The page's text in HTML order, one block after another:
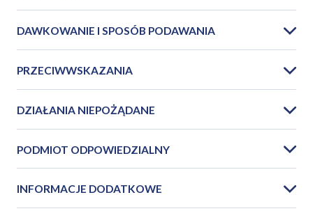
DAWKOWANIE I SPOSÓB PODAWANIA
PRZECIWWSKAZANIA
DZIAŁANIA NIEPOŻĄDANE
PODMIOT ODPOWIEDZIALNY
INFORMACJE DODATKOWE